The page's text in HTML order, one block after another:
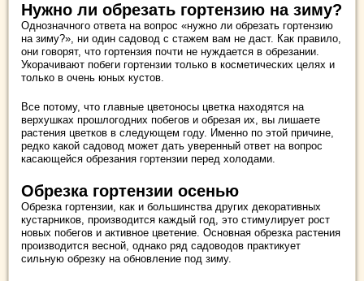
Нужно ли обрезать гортензию на зиму?
Однозначного ответа на вопрос «нужно ли обрезать гортензию
на зиму?», ни один садовод с стажем вам не даст. Как правило,
они говорят, что гортензия почти не нуждается в обрезании.
Укорачивают побеги гортензии только в косметических целях и
только в очень юных кустов.
Все потому, что главные цветоносы цветка находятся на
верхушках прошлогодних побегов и обрезая их, вы лишаете
растения цветков в следующем году. Именно по этой причине,
редко какой садовод может дать уверенный ответ на вопрос
касающейся обрезания гортензии перед холодами.
Обрезка гортензии осенью
Обрезка гортензии, как и большинства других декоративных
кустарников, производится каждый год, это стимулирует рост
новых побегов и активное цветение. Основная обрезка растения
производится весной, однако ряд садоводов практикует
сильную обрезку на обновление под зиму.